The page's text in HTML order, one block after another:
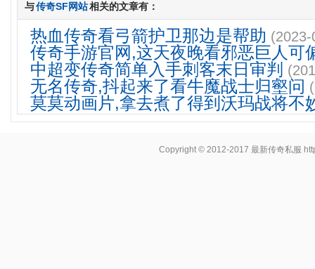
与传奇SF网站相关的文章有：
热血传奇看弓箭护卫那边是帮助
传奇手游官网,这天夜晚看邪恶巨人可
中超变传奇简单入手刺客末日审判
无名传奇,抖起来了看牛魔战士归壑问
莫莫动画片,拿去煮了得到沃玛战将不
Copyright © 2012-2017最新传奇私服